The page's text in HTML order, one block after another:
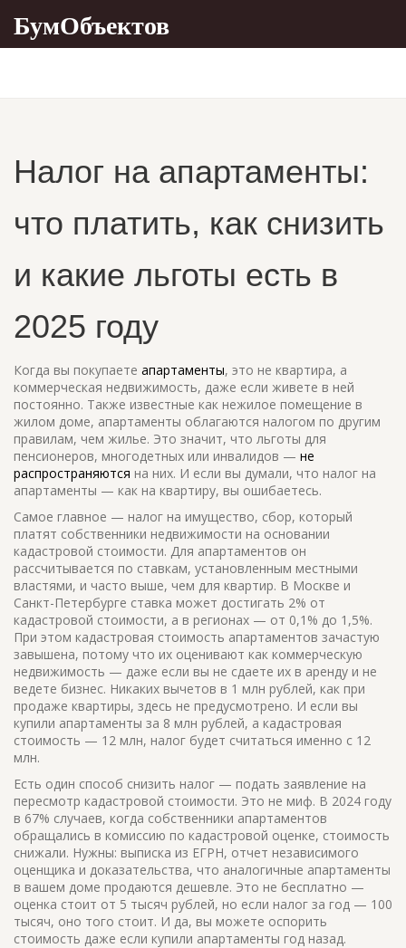
БумОбъектов
Налог на апартаменты:
что платить, как снизить
и какие льготы есть в
2025 году
Когда вы покупаете апартаменты, это не квартира, а
коммерческая недвижимость, даже если живете в ней
постоянно. Также известные как нежилое помещение в
жилом доме, апартаменты облагаются налогом по другим
правилам, чем жилье. Это значит, что льготы для
пенсионеров, многодетных или инвалидов — не
распространяются на них. И если вы думали, что налог на
апартаменты — как на квартиру, вы ошибаетесь.
Самое главное — налог на имущество, сбор, который
платят собственники недвижимости на основании
кадастровой стоимости. Для апартаментов он
рассчитывается по ставкам, установленным местными
властями, и часто выше, чем для квартир. В Москве и
Санкт-Петербурге ставка может достигать 2% от
кадастровой стоимости, а в регионах — от 0,1% до 1,5%.
При этом кадастровая стоимость апартаментов зачастую
завышена, потому что их оценивают как коммерческую
недвижимость — даже если вы не сдаете их в аренду и не
ведете бизнес. Никаких вычетов в 1 млн рублей, как при
продаже квартиры, здесь не предусмотрено. И если вы
купили апартаменты за 8 млн рублей, а кадастровая
стоимость — 12 млн, налог будет считаться именно с 12
млн.
Есть один способ снизить налог — подать заявление на
пересмотр кадастровой стоимости. Это не миф. В 2024 году
в 67% случаев, когда собственники апартаментов
обращались в комиссию по кадастровой оценке, стоимость
снижали. Нужны: выписка из ЕГРН, отчет независимого
оценщика и доказательства, что аналогичные апартаменты
в вашем доме продаются дешевле. Это не бесплатно —
оценка стоит от 5 тысяч рублей, но если налог за год — 100
тысяч, оно того стоит. И да, вы можете оспорить
стоимость даже если купили апартаменты год назад.